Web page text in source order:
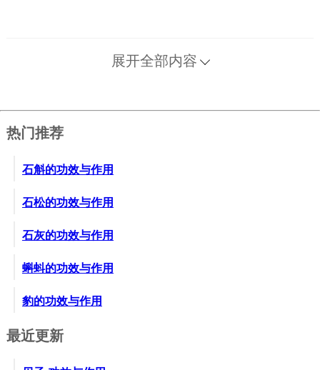
展开全部内容
热门推荐
石斛的功效与作用
石松的功效与作用
石灰的功效与作用
蝌蚪的功效与作用
豹的功效与作用
最近更新